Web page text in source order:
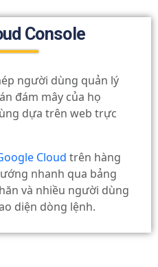
Console
người dùng quản lý
đám mây của họ
dựa trên web trực
Cloud trên hàng
nhanh qua bảng
và nhiều người dùng
diện dòng lệnh.